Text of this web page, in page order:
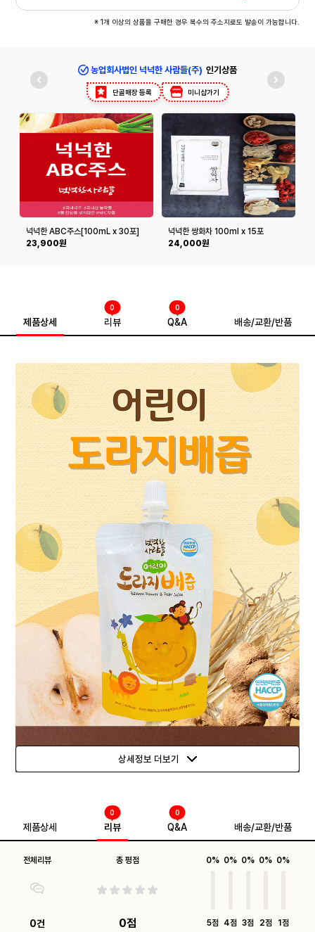
※ 1개 이상의 상품을 구매한 경우 복수의 주소지로도 발송이 가능합니다.
농업회사법인 넉넉한 사람들(주) 인기상품
단골매장 등록 미니샵가기
넉넉한 ABC주스[100mL x 30포]
23,900원
넉넉한 쌍화차 100ml x 15포
24,000원
제품상세 리뷰
0
Q&A
0
배송/교환/반품
상세정보 더보기
제품상세 리뷰
0
Q&A
0
배송/교환/반품
전체리뷰
0건
총 평점
0점
0%
5점
0%
4점
0%
3점
0%
2점
0%
1점